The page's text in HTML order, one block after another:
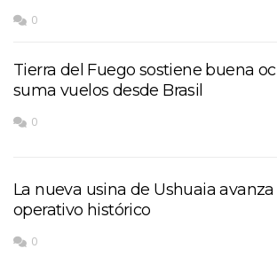
0
Tierra del Fuego sostiene buena
suma vuelos desde Brasil
0
La nueva usina de Ushuaia
operativo histórico
0